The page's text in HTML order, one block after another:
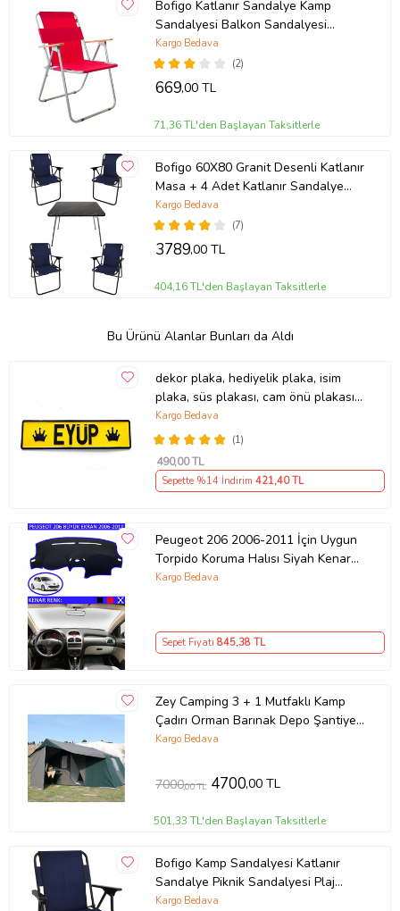
Bofigo Katlanır Sandalye Kamp
Sandalyesi Balkon Sandalyesi
Katlanabilir Piknik ve Bahçe
Sandalyesi Kırmızı
(2)
Kargo Bedava
669,00 TL
71,36 TL'den Başlayan Taksitlerle
Bofigo 60X80 Granit Desenli Katlanır
Masa + 4 Adet Katlanır Sandalye
Kamp Seti Bahçe Takımı Lacivert
(7)
Kargo Bedava
3789,00 TL
404,16 TL'den Başlayan Taksitlerle
Bu Ürünü Alanlar Bunları da Aldı
dekor plaka, hediyelik plaka, isim
plaka, süs plakası, cam önü plakası,
tırcı plakası (Sarı-Siyah)
(1)
Kargo Bedava
490,00 TL
Sepette %14 İndirim 421,40 TL
Peugeot 206 2006-2011 İçin Uygun
Torpido Koruma Halısı Siyah Kenar
Renk Mavi
Kargo Bedava
Sepet Fiyatı 845,38 TL
Zey Camping 3 + 1 Mutfaklı Kamp
Çadırı Orman Barınak Depo Şantiye
8-10 Kişilk Çadırlar (Koyu Yeşil -
Kargo Bedava
7000,00 TL 4700,00 TL
501,33 TL'den Başlayan Taksitlerle
Bofigo Kamp Sandalyesi Katlanır
Sandalye Piknik Sandalyesi Plaj
Sandalyesi Lacivert.
Kargo Bedava